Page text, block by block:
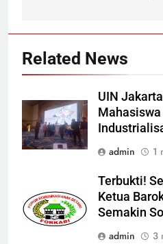
Related News
UIN
admin
1
Terbukti!
Ketua
Semakin
admin
3